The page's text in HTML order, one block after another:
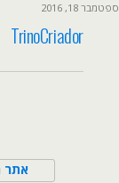
ספטמבר 18, 2016
TrinoCriador
אתר